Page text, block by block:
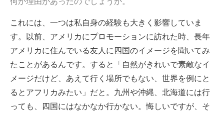
これには、一つは私自身の経験も大きく影響していま
す。以前、アメリカにプロモーションに訪れた時、長年
アメリカに住んでいる友人に四国のイメージを聞いてみ
たことがあるんです。すると「自然がきれいで素敵なイ
メージだけど、あえて行く場所でもない、世界を例にと
るとアフリカみたい」だと。九州や沖縄、北海道には行
っても、四国にはなかなか行かない。悔しいですが、そ